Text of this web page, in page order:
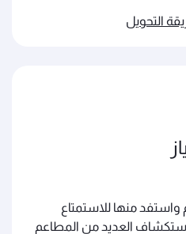
التحويل
واستفد منها للاستمتاع
العديد من المطاعم